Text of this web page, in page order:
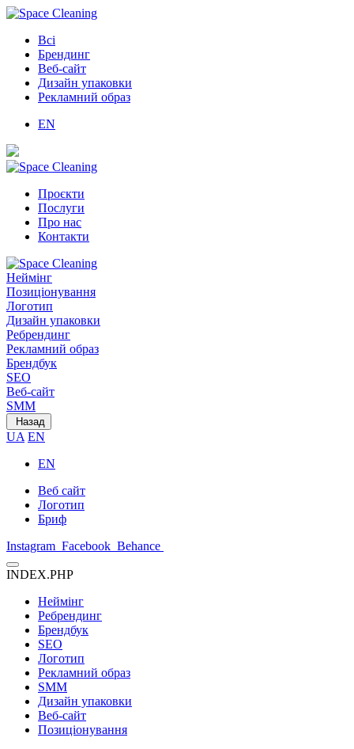
Всі
Брендинг
Веб-сайт
Дизайн упаковки
Рекламний образ
EN
Проєкти
Послуги
Про нас
Контакти
Неймінг
Позиціонування
Логотип
Дизайн упаковки
Ребрендинг
Рекламний образ
Брендбук
SEO
Веб-сайт
SMM
Назад
UA EN
EN
Веб сайт
Логотип
Бриф
Instagram Facebook Behance
INDEX.PHP
Неймінг
Ребрендинг
Брендбук
SEO
Логотип
Рекламний образ
SMM
Дизайн упаковки
Веб-сайт
Позиціонування